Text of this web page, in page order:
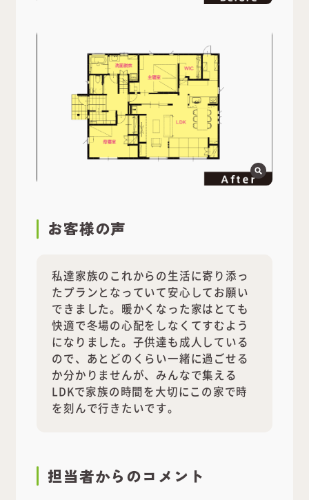
お客様の声
私達家族のこれからの生活に寄り添っ
たプランとなっていて安心してお願い
できました。暖かくなった家はとても
快適で冬場の心配をしなくてすむよう
になりました。子供達も成人している
ので、あとどのくらい一緒に過ごせる
か分かりませんが、みんなで集える
LDKで家族の時間を大切にこの家で時
を刻んで行きたいです。
担当者からのコメント